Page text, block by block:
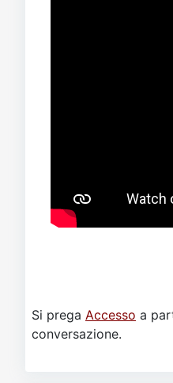
Si prega Accesso a
conversazione.